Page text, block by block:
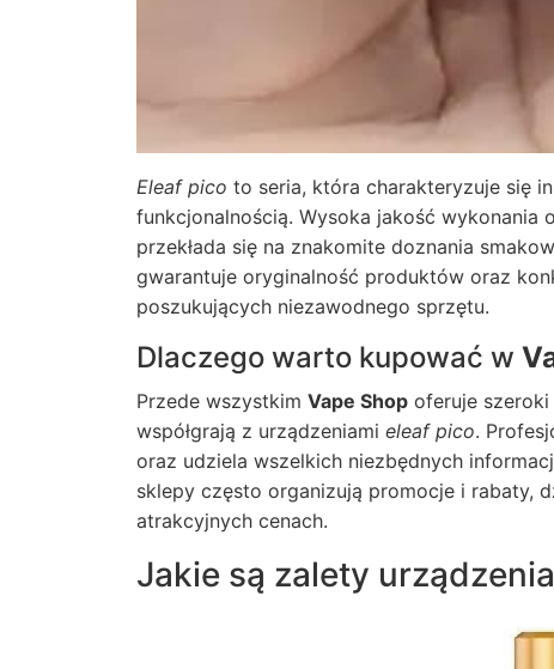
Eleaf pico to seria, która charakteryzuje się
funkcjonalnością. Wysoka jakość
przekłada się na znakomite doznania
gwarantuje oryginalność produktów oraz
poszukujących niezawodnego sprzętu.
Dlaczego warto kupować w
Przede wszystkim Vape Shop oferuje
współgrają z urządzeniami eleaf pico.
oraz udziela wszelkich niezbędnych
sklepy często organizują promocje i rabaty,
atrakcyjnych cenach.
Jakie są zalety urządzenia